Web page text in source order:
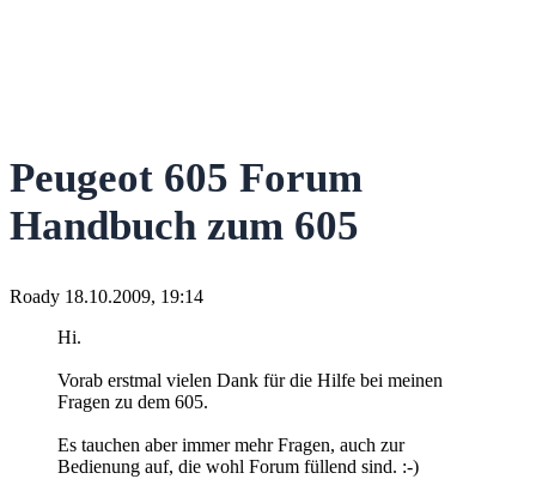
Peugeot 605 Forum
Handbuch zum 605
Roady 18.10.2009, 19:14
Hi.
Vorab erstmal vielen Dank für die Hilfe bei meinen
Fragen zu dem 605.
Es tauchen aber immer mehr Fragen, auch zur
Bedienung auf, die wohl Forum füllend sind. :-)